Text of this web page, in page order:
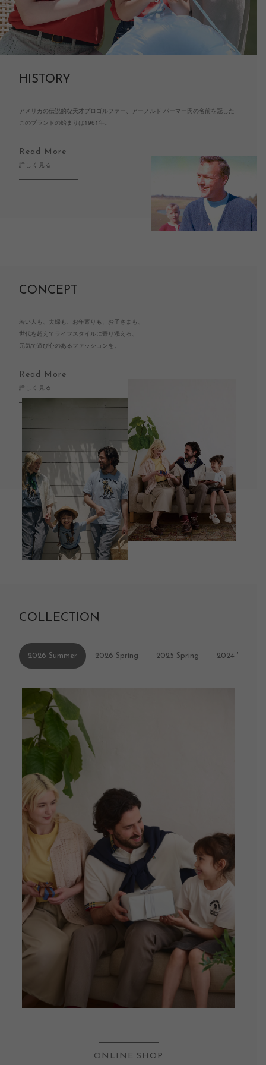
HISTORY
アメリカの伝説的な天才プロゴルファー、アーノルド パーマー氏の名前を冠した
このブランドの始まりは1961年。
Read More
詳しく見る
CONCEPT
若い人も、夫婦も、お年寄りも、お子さまも、
世代を超えてライフスタイルに寄り添える、
元気で遊び心のあるファッションを。
Read More
詳しく見る
COLLECTION
2026 Summer 2026 Spring 2025 Spring 2024 Winter
ONLINE SHOP